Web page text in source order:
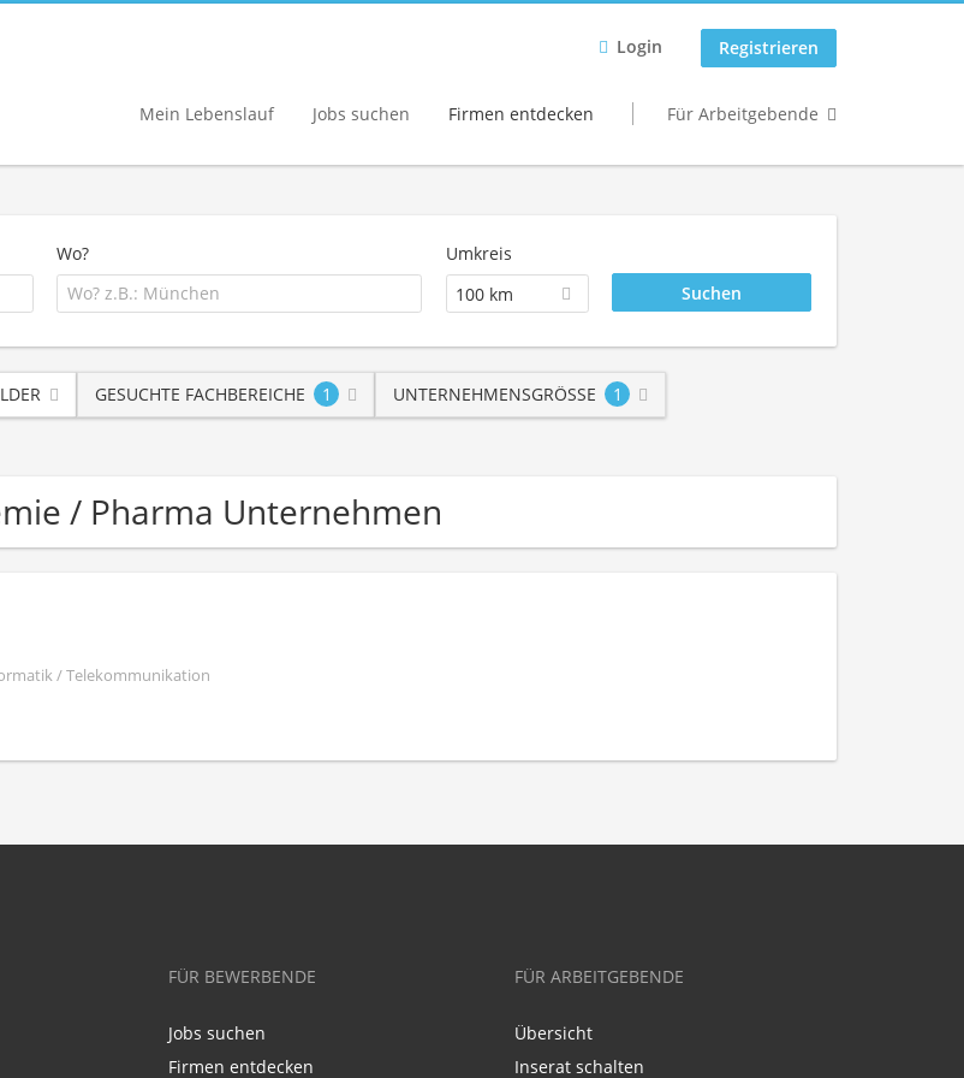
Login Registrieren
Mein Lebenslauf Jobs suchen Firmen entdecken Für Arbeitgebende
Wo?
Umkreis
100 km
GESUCHTE FACHBEREICHE 1 UNTERNEHMENSGRÖSSE 1
/ Pharma Unternehmen
/ Telekommunikation
FÜR BEWERBENDE
Jobs suchen
Firmen entdecken
FÜR ARBEITGEBENDE
Übersicht
Inserat schalten